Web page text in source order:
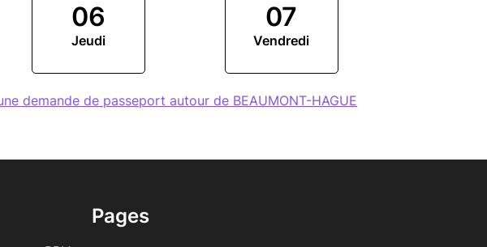
06
Jeudi
07
Vendredi
demande de passeport autour de BEAUMONT-HAGUE
Pages